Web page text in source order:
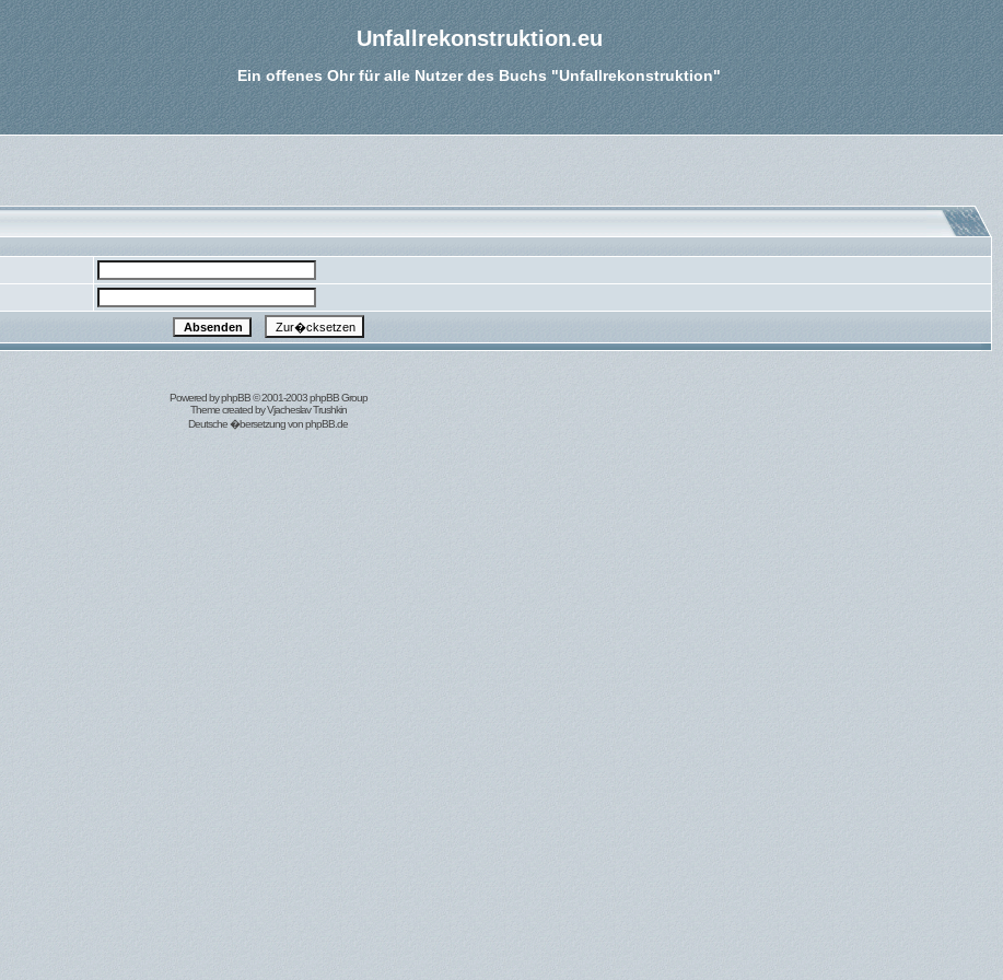
Unfallrekonstruktion.eu
Ein offenes Ohr für alle Nutzer des Buchs "Unfallrekonstruktion"
Powered byphpBB© 2001-2003 phpBB Group
Theme created byVjacheslav Trushkin
Deutsche �bersetzung vonphpBB.de